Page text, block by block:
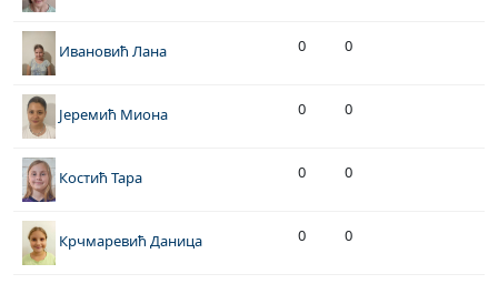
Ивановић Лана 0 0
Јеремић Миона 0 0
Костић Тара 0 0
Крчмаревић Даница 0 0